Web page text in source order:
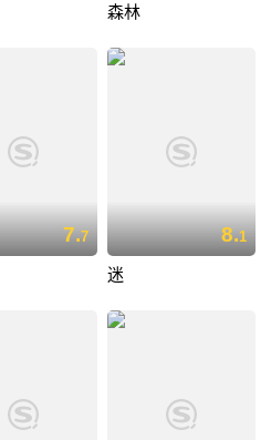
森林
7.7 8.1
迷